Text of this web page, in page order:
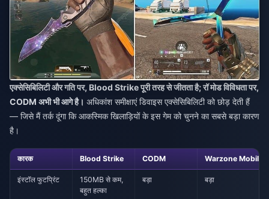
एक्सेसिबिलिटी और गति पर, Blood Strike पूरी तरह से जीतता है; रॉ मोड विविधता पर,
CODM अभी भी आगे है। अधिकांश समीक्षाएं डिवाइस एक्सेसिबिलिटी को छोड़ देती हैं
— जिसे मैं तर्क दूंगा कि आकस्मिक खिलाड़ियों के इस गेम को चुनने का सबसे बड़ा कारण
है।
कारक Blood Strike CODM Warzone Mobile
इंस्टॉल फुटप्रिंट
150MB से कम,
बहुत हल्का
बड़ा बड़ा